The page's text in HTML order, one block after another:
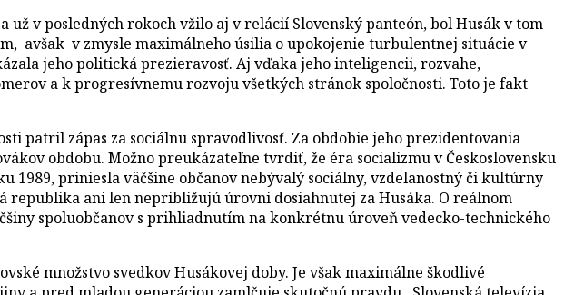
už v posledných rokoch vžilo aj v relácií Slovenský panteón, bol Husák v tom
avšak v zmysle maximálneho úsilia o upokojenie turbulentnej situácie v
jeho politická prezieravosť. Aj vďaka jeho inteligencii, rozvahe,
a k progresívnemu rozvoju všetkých stránok spoločnosti. Toto je fakt
patril zápas za sociálnu spravodlivosť. Za obdobie jeho prezidentovania
obdobu. Možno preukázateľne tvrdiť, že éra socializmu v Československu
priniesla väčšine občanov nebývalý sociálny, vzdelanostný či kultúrny
republika ani len nepribližujú úrovni dosiahnutej za Husáka. O reálnom
spoluobčanov s prihliadnutím na konkrétnu úroveň vedecko-technického
množstvo svedkov Husákovej doby. Je však maximálne škodlivé